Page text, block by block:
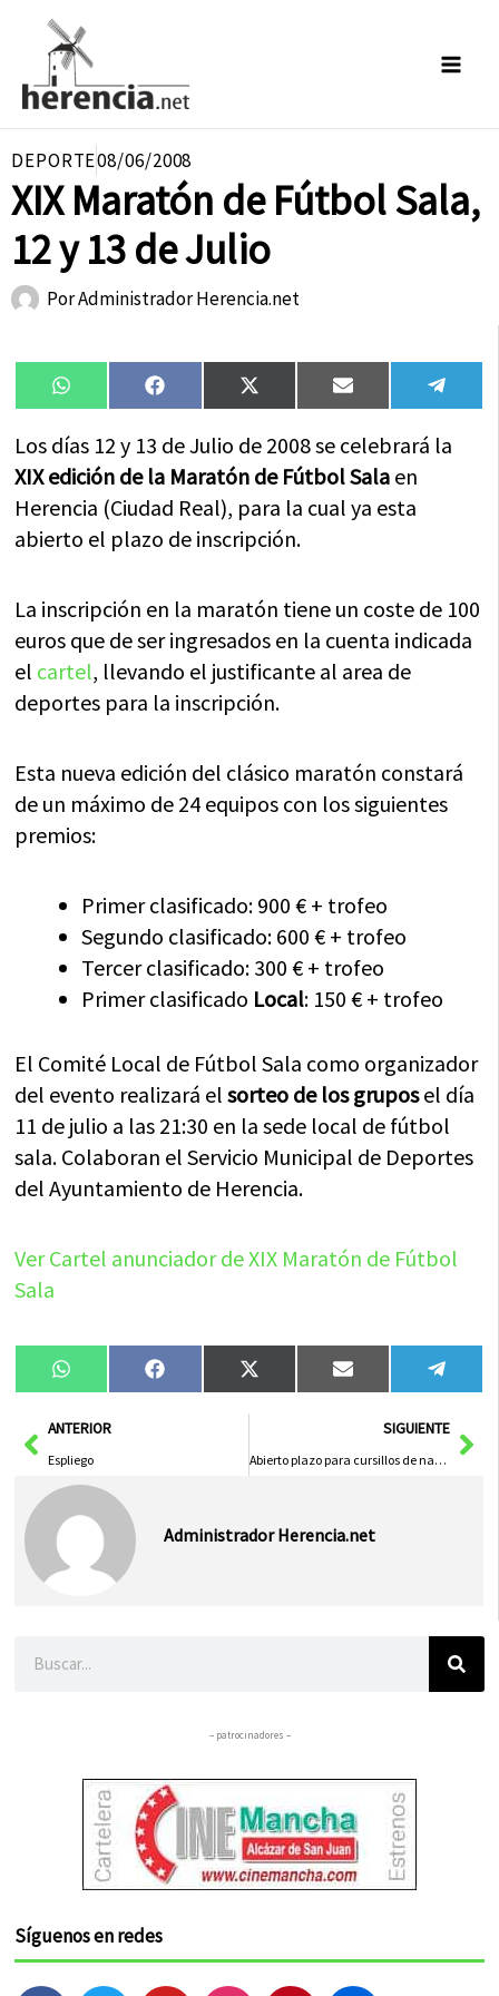
contenido
DEPORTE08/06/2008
XIX Maratón de Fútbol Sala,
12 y 13 de Julio
PorAdministrador Herencia.net
Compartir
en
WhatsAppCompartir
en
FacebookCompartir
en
X
(Twitter)
Compartir
en
Email
en
Los días 12 y 13 de Julio de 2008 se celebrará la
XIX edición de la Maratón de Fútbol Sala en
Herencia (Ciudad Real), para la cual ya esta
abierto el plazo de inscripción.
La inscripción en la maratón tiene un coste de 100
euros que de ser ingresados en la cuenta indicada
el cartel, llevando el justificante al area de
deportes para la inscripción.
Esta nueva edición del clásico maratón constará
de un máximo de 24 equipos con los siguientes
premios:
Primer clasificado: 900 € + trofeo
Segundo clasificado: 600 € + trofeo
Tercer clasificado: 300 € + trofeo
Primer clasificado Local: 150 € + trofeo
El Comité Local de Fútbol Sala como organizador
del evento realizará elsorteo de los gruposel día
11 de julio a las 21:30 en la sede local de fútbol
sala. Colaboran el Servicio Municipal de Deportes
del Ayuntamiento de Herencia.
Ver Cartel anunciador de XIX Maratón de Fútbol
Sala
Compartir
en
WhatsAppCompartir
en
FacebookCompartir
en
X
(Twitter)
Compartir
en
Email
en
AntANTERIOR
Espliego
SIGUIENTE
Abierto plazo para cursillos de natación 2008
Administrador Herencia.net
– patrocinadores –
Síguenos en redes